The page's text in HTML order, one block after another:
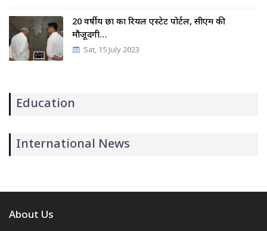
20 वर्षीय छात्र का रियल एस्टेट पोर्टल, सीएम की
मौजूदगी…
Sat, 15 July 2023
Education
International News
About Us